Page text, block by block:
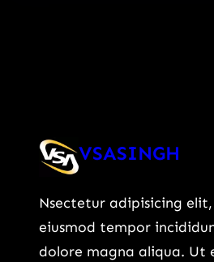
VSASINGH
Nsectetur adipisicing elit,
eiusmod tempor
dolore magna aliqua. Ut